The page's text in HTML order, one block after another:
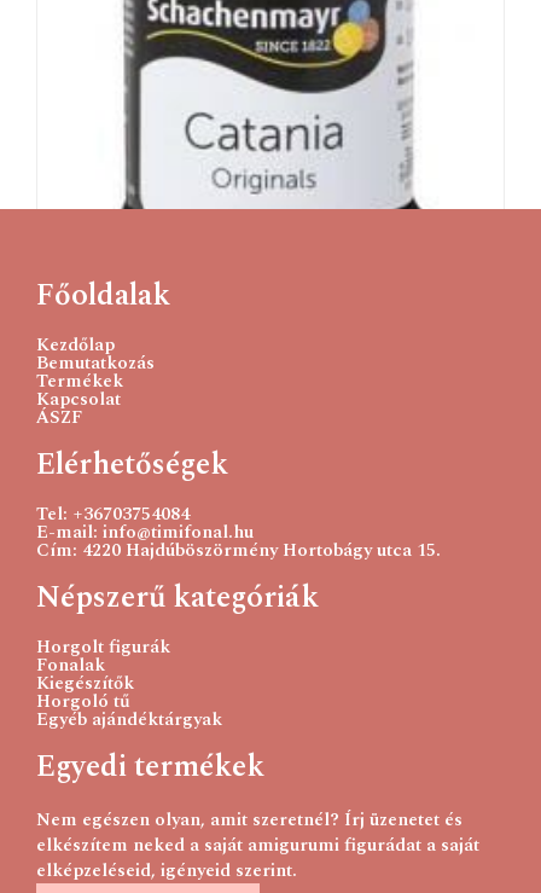
Catania originals 110- fekete
750Ft
Főoldalak
Kezdőlap
Bemutatkozás
Termékek
Kapcsolat
ÁSZF
Elérhetőségek
Tel: +36703754084
E-mail: info@timifonal.hu
Cím: 4220 Hajdúböszörmény Hortobágy utca 15.
Népszerű kategóriák
Horgolt figurák
Fonalak
Kiegészítők
Horgoló tű
Egyéb ajándéktárgyak
Egyedi termékek
Nem egészen olyan, amit szeretnél? Írj üzenetet és
elkészítem neked a saját amigurumi figurádat a saját
elképzeléseid, igényeid szerint.